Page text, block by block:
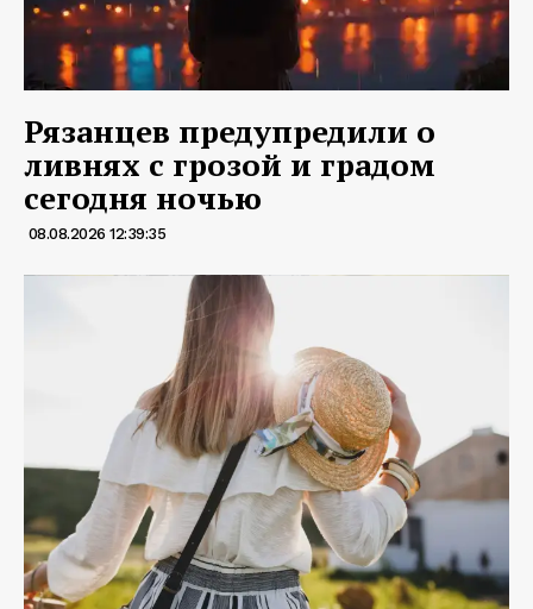
Рязанцев предупредили о
ливнях с грозой и градом
сегодня ночью
08.08.2026 12:39:35